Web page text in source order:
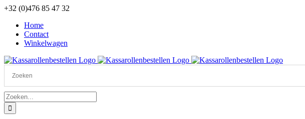
Ga
inhoud
+32 (0)476 85 47 32
Home
Contact
Winkelwagen
Zoeken
naar: